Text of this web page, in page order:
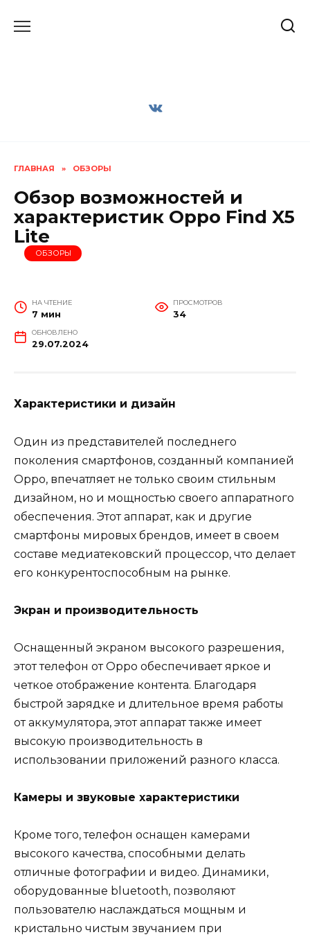
ГЛАВНАЯ » ОБЗОРЫ
Обзор возможностей и
характеристик Oppo Find X5
Lite
ОБЗОРЫ
НА ЧТЕНИЕ
7 мин
ПРОСМОТРОВ
34
ОБНОВЛЕНО
29.07.2024
Характеристики и дизайн
Один из представителей последнего
поколения смартфонов, созданный компанией
Oppo, впечатляет не только своим стильным
дизайном, но и мощностью своего аппаратного
обеспечения. Этот аппарат, как и другие
смартфоны мировых брендов, имеет в своем
составе медиатековский процессор, что делает
его конкурентоспособным на рынке.
Экран и производительность
Оснащенный экраном высокого разрешения,
этот телефон от Oppo обеспечивает яркое и
четкое отображение контента. Благодаря
быстрой зарядке и длительное время работы
от аккумулятора, этот аппарат также имеет
высокую производительность в
использовании приложений разного класса.
Камеры и звуковые характеристики
Кроме того, телефон оснащен камерами
высокого качества, способными делать
отличные фотографии и видео. Динамики,
оборудованные bluetooth, позволяют
пользователю наслаждаться мощным и
кристально чистым звучанием при